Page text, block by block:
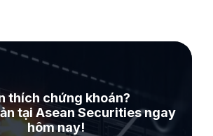
thích chứng khoán?
tại Asean Securities ngay
hôm nay!